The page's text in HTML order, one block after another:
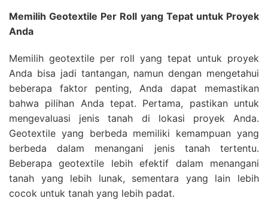
Memilih Geotextile Per Roll yang Tepat untuk Proyek
Anda
Memilih geotextile per roll yang tepat untuk proyek
Anda bisa jadi tantangan, namun dengan mengetahui
beberapa faktor penting, Anda dapat memastikan
bahwa pilihan Anda tepat. Pertama, pastikan untuk
mengevaluasi jenis tanah di lokasi proyek Anda.
Geotextile yang berbeda memiliki kemampuan yang
berbeda dalam menangani jenis tanah tertentu.
Beberapa geotextile lebih efektif dalam menangani
tanah yang lebih lunak, sementara yang lain lebih
cocok untuk tanah yang lebih padat.